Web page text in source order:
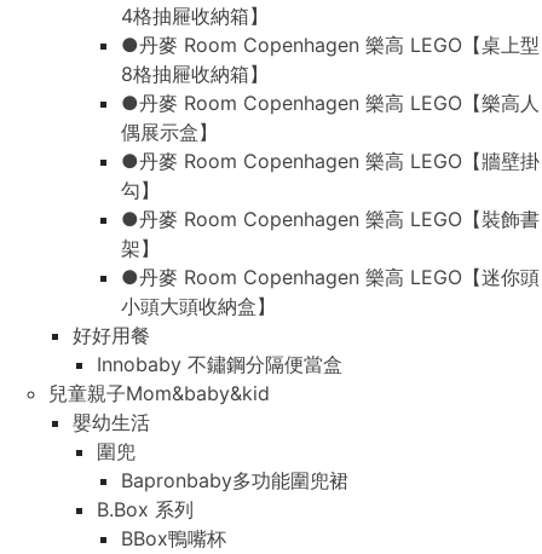
4格抽屜收納箱】
●丹麥 Room Copenhagen 樂高 LEGO【桌上型
8格抽屜收納箱】
●丹麥 Room Copenhagen 樂高 LEGO【樂高人
偶展示盒】
●丹麥 Room Copenhagen 樂高 LEGO【牆壁掛
勾】
●丹麥 Room Copenhagen 樂高 LEGO【裝飾書
架】
●丹麥 Room Copenhagen 樂高 LEGO【迷你頭
小頭大頭收納盒】
好好用餐
Innobaby 不鏽鋼分隔便當盒
兒童親子Mom&baby&kid
嬰幼生活
圍兜
Bapronbaby多功能圍兜裙
B.Box 系列
BBox鴨嘴杯